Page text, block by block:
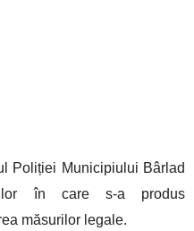
Poliției Municipiului Bârlad
în care s-a produs
măsurilor legale.